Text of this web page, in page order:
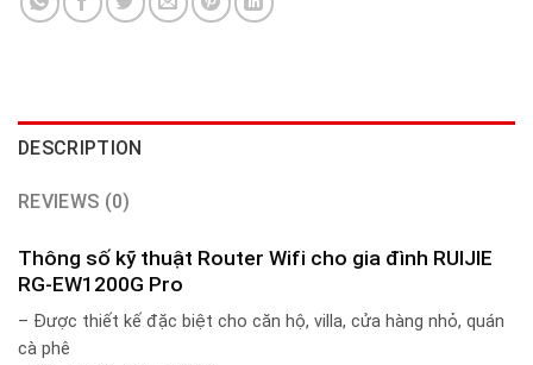
DESCRIPTION
REVIEWS (0)
Thông số kỹ thuật Router Wifi cho gia đình RUIJIE
RG-EW1200G Pro
– Được thiết kế đặc biệt cho căn hộ, villa, cửa hàng nhỏ, quán
cà phê